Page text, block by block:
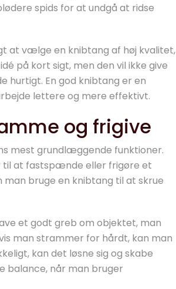
spids for at undgå at ridse
at vælge en knibtang af høj kvalitet,
på kort sigt, men den vil ikke give
hurtigt. En god knibtang er en
lettere og mere effektivt.
og frigive
mest grundlæggende funktioner.
at fastspænde eller frigøre et
bruge en knibtang til at skrue
et godt greb om objektet, man
man strammer for hårdt, kan man
kan det løsne sig og skabe
balance, når man bruger